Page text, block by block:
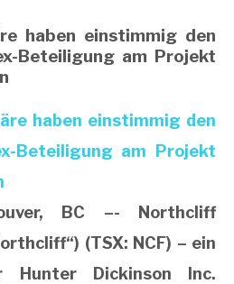
haben einstimmig den
Beteiligung am Projekt
BC –- Northcliff
(TSX: NCF) – ein
Hunter Dickinson Inc.